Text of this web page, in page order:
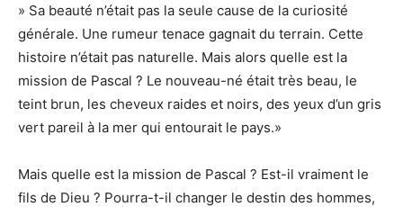
» Sa beauté n’était pas la seule cause de la curiosité
générale. Une rumeur tenace gagnait du terrain. Cette
histoire n’était pas naturelle. Mais alors quelle est la
mission de Pascal ? Le nouveau-né était très beau, le
teint brun, les cheveux raides et noirs, des yeux d’un gris
vert pareil à la mer qui entourait le pays.»
Mais quelle est la mission de Pascal ? Est-il vraiment le
fils de Dieu ? Pourra-t-il changer le destin des hommes,